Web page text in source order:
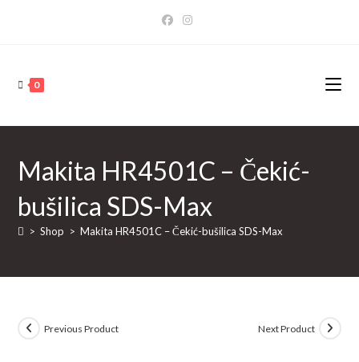
0
Makita HR4501C – Čekić-
bušilica SDS-Max
> Shop > Makita HR4501C – Čekić-bušilica SDS-Max
Previous Product Next Product